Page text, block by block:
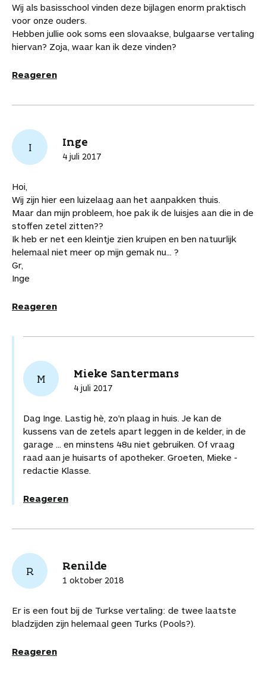
Wij als basisschool vinden deze bijlagen enorm praktisch
voor onze ouders.
Hebben jullie ook soms een slovaakse, bulgaarse vertaling
hiervan? Zoja, waar kan ik deze vinden?
Reageren
I Inge
4 juli 2017
Hoi,
Wij zijn hier een luizelaag aan het aanpakken thuis.
Maar dan mijn probleem, hoe pak ik de luisjes aan die in de
stoffen zetel zitten??
Ik heb er net een kleintje zien kruipen en ben natuurlijk
helemaal niet meer op mijn gemak nu... ?
Gr,
Inge
Reageren
M Mieke Santermans
4 juli 2017
Dag Inge. Lastig hè, zo'n plaag in huis. Je kan de
kussens van de zetels apart leggen in de kelder, in de
garage ... en minstens 48u niet gebruiken. Of vraag
raad aan je huisarts of apotheker. Groeten, Mieke -
redactie Klasse.
Reageren
R Renilde
1 oktober 2018
Er is een fout bij de Turkse vertaling: de twee laatste
bladzijden zijn helemaal geen Turks (Pools?).
Reageren